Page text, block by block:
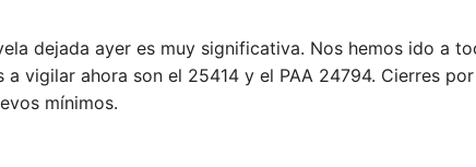
dejada ayer es muy significativa. Nos hemos ido a
a vigilar ahora son el 25414 y el PAA 24794. Cierres
mínimos.